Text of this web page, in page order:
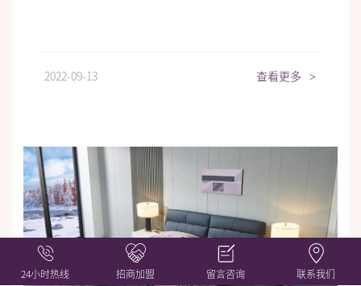
2022-09-13 查看更多 >
24小时热线 招商加盟 留言咨询 联系我们